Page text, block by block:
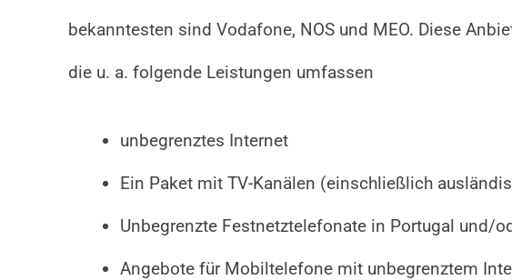
bekanntesten sind Vodafone, NOS und MEO. Diese
die u. a. folgende Leistungen umfassen
unbegrenztes Internet
Ein Paket mit TV-Kanälen (einschließlich
Unbegrenzte Festnetztelefonate in Portugal und/
Angebote für Mobiltelefone mit unbegrenztem